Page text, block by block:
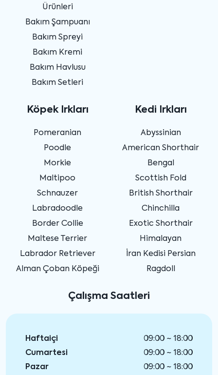
Ürünleri
Bakım Şampuanı
Bakım Spreyi
Bakım Kremi
Bakım Havlusu
Bakım Setleri
Köpek Irkları
Pomeranian
Poodle
Morkie
Maltipoo
Schnauzer
Labradoodle
Border Collie
Maltese Terrier
Labrador Retriever
Alman Çoban Köpeği
Kedi Irkları
Abyssinian
American Shorthair
Bengal
Scottish Fold
British Shorthair
Chinchilla
Exotic Shorthair
Himalayan
İran Kedisi Persian
Ragdoll
Çalışma Saatleri
Haftaiçi
09:00 ~ 18:00
Cumartesi
09:00 ~ 18:00
Pazar
09:00 ~ 18:00